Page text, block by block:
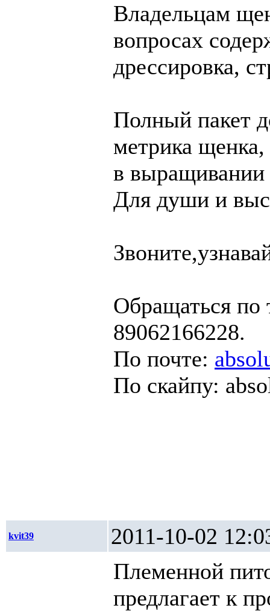
Владельцам
вопросах
дрессировка,
Полный пакет
метрика
в
Для души и
Обращаться по
89062166228.
По почте:
По скайпу:
kvit39
2011-10-02
Племенной
предлагает к